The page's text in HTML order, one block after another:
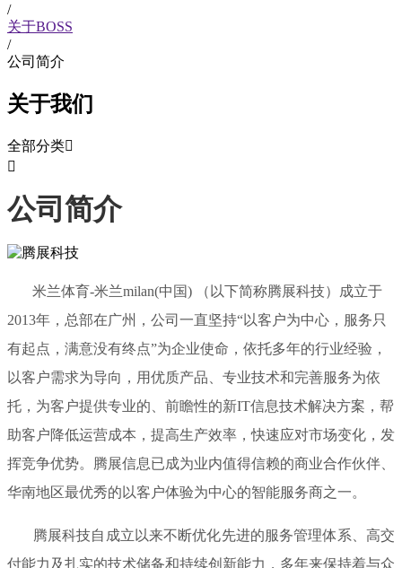
/
关于BOSS
/
公司简介
关于我们
全部分类

公司简介
米兰体育-米兰milan(中国) （以下简称腾展科技）成立于
2013年，总部在广州，公司一直坚持“以客户为中心，服务只
有起点，满意没有终点”为企业使命，依托多年的行业经验，
以客户需求为导向，用优质产品、专业技术和完善服务为依
托，为客户提供专业的、前瞻性的新IT信息技术解决方案，帮
助客户降低运营成本，提高生产效率，快速应对市场变化，发
挥竞争优势。腾展信息已成为业内值得信赖的商业合作伙伴、
华南地区最优秀的以客户体验为中心的智能服务商之一。
腾展科技自成立以来不断优化先进的服务管理体系、高交
付能力及扎实的技术储备和持续创新能力，多年来保持着与众